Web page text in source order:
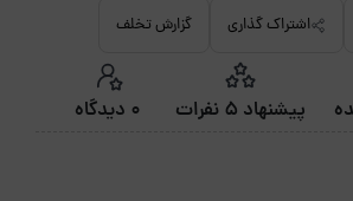
اشتراک گذاری گزارش تخلف
پیشنهاد 5 نفرات 0 دیدگاه